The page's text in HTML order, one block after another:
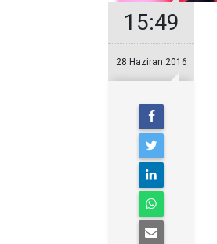
15:49
28 Haziran 2016